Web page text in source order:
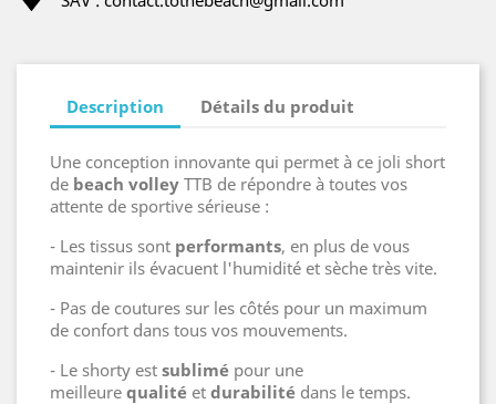
Description Détails du produit
Une conception innovante qui permet à ce joli short
de beach volley TTB de répondre à toutes vos
attente de sportive sérieuse :
- Les tissus sont performants, en plus de vous
maintenir ils évacuent l'humidité et sèche très vite.
- Pas de coutures sur les côtés pour un maximum
de confort dans tous vos mouvements.
- Le shorty est sublimé pour une
meilleure qualité et durabilité dans le temps.